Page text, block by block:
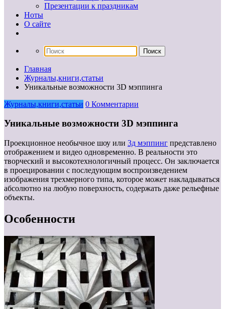
Презентации к праздникам
Ноты
О сайте
Главная
Журналы,книги,статьи
Уникальные возможности 3D мэппинга
Журналы,книги,статьи 0 Комментарии
Уникальные возможности 3D мэппинга
Проекционное необычное шоу или 3д мэппинг представлено
отображением и видео одновременно. В реальности это
творческий и высокотехнологичный процесс. Он заключается
в проецировании с последующим воспроизведением
изображения трехмерного типа, которое может накладываться
абсолютно на любую поверхность, содержать даже рельефные
объекты.
Особенности